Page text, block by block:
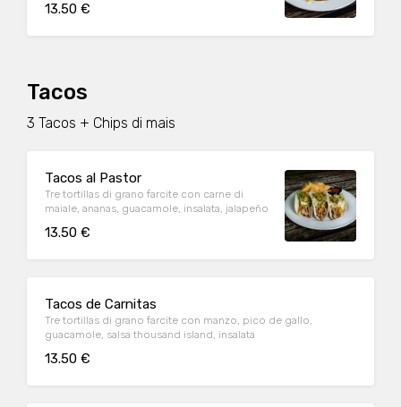
13.50 €
Tacos
3 Tacos + Chips di mais
Tacos al Pastor
Tre tortillas di grano farcite con carne di
maiale, ananas, guacamole, insalata, jalapeño
13.50 €
Tacos de Carnitas
Tre tortillas di grano farcite con manzo, pico de gallo,
guacamole, salsa thousand island, insalata
13.50 €